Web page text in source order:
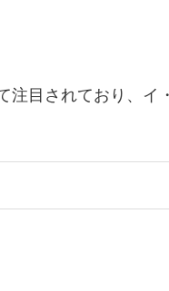
目されており、イ